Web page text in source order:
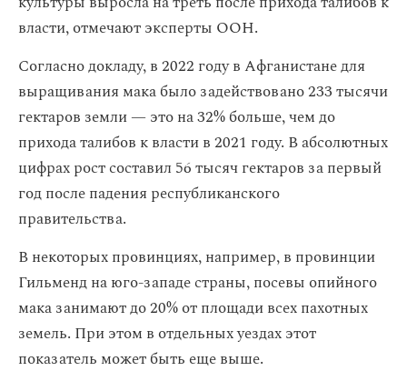
власти, отмечают эксперты ООН.
Согласно докладу, в 2022 году в Афганистане для
выращивания мака было задействовано 233 тысячи
гектаров земли — это на 32% больше, чем до
прихода талибов к власти в 2021 году. В абсолютных
цифрах рост составил 56 тысяч гектаров за первый
год после падения республиканского
правительства.
В некоторых провинциях, например, в провинции
Гильменд на юго-западе страны, посевы опийного
мака занимают до 20% от площади всех пахотных
земель. При этом в отдельных уездах этот
показатель может быть еще выше.